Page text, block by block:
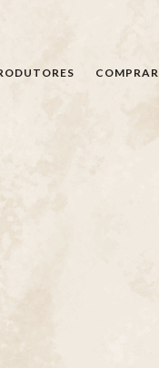
COMPRAR